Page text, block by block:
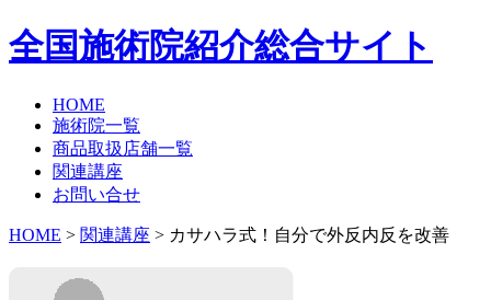
全国施術院紹介総合サイト
HOME
施術院一覧
商品取扱店舗一覧
関連講座
お問い合せ
HOME > 関連講座 > カサハラ式！自分で外反内反を改善